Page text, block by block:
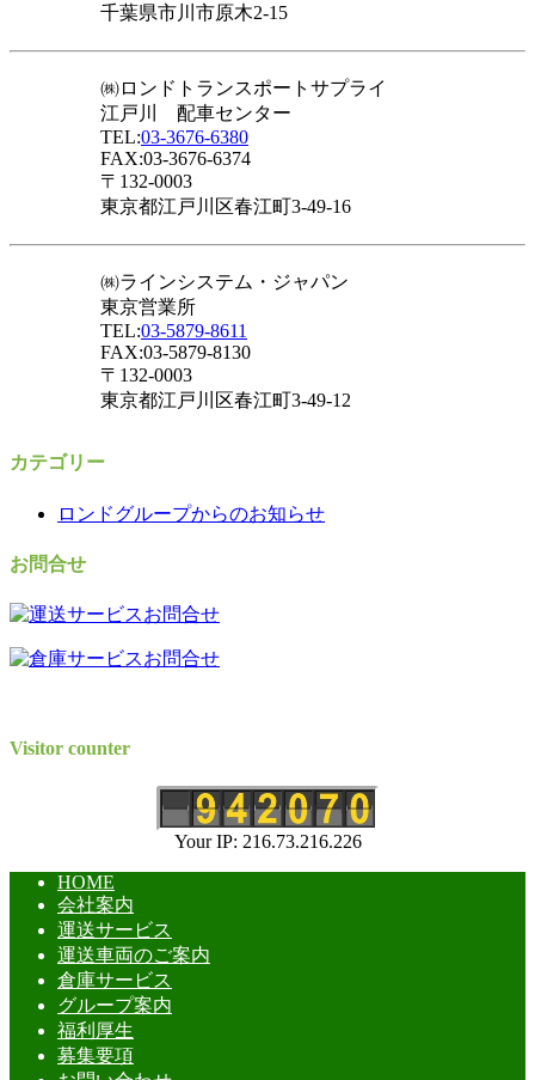
千葉県市川市原木2-15
㈱ロンドトランスポートサプライ
江戸川 配車センター
TEL:03-3676-6380
FAX:03-3676-6374
〒132-0003
東京都江戸川区春江町3-49-16
㈱ラインシステム・ジャパン
東京営業所
TEL:03-5879-8611
FAX:03-5879-8130
〒132-0003
東京都江戸川区春江町3-49-12
カテゴリー
ロンドグループからのお知らせ
お問合せ
Visitor counter
Your IP: 216.73.216.226
HOME
会社案内
運送サービス
運送車両のご案内
倉庫サービス
グループ案内
福利厚生
募集要項